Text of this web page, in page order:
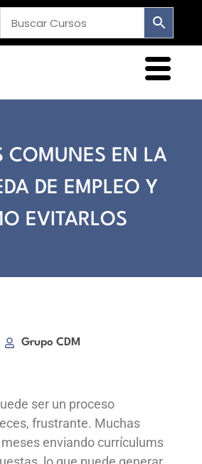
COMUNES EN LA
DE EMPLEO Y
EVITARLOS
Grupo CDM
ser un proceso
frustrante. Muchas
enviando currículums